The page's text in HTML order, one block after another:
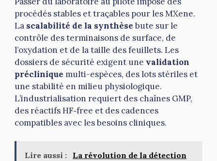
procédés stables et traçables pour les MXene.
La scalabilité de la synthèsebute sur le
contrôle des terminaisons de surface, de
l’oxydation et de la taille des feuillets. Les
dossiers de sécurité exigent une validation
préclinique multi-espèces, des lots stériles et
une stabilité en milieu physiologique.
L’industrialisation requiert des chaînes GMP,
des réactifs HF‑free et des cadences
compatibles avec les besoins cliniques.
Lire aussi :
La révolution de la détection